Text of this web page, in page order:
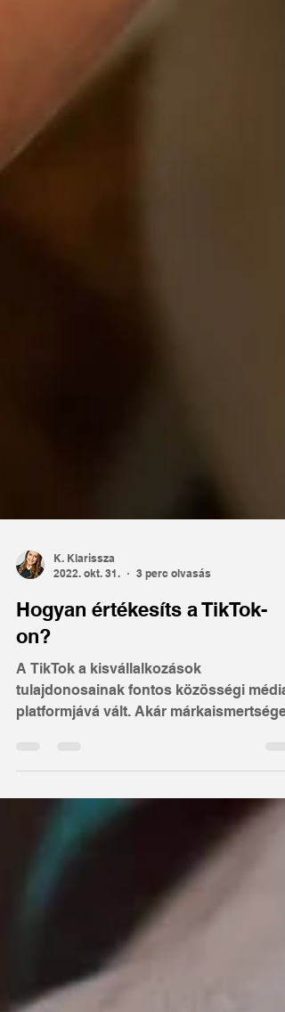
K. Klarissza
Hogyan értékesíts a TikTok-
on?
A TikTok a kisvállalkozások
platformjává vált. Akár márkaismertséget
értékesítését szeretnénk növelni, ez az
egyre népszerűbb közösségi média
platform erőteljes fegyver a marketing
arzenáljában. Ebből a cikkből
megtudhatod, milyen fontos
szempontokat érdemes figyelembe
ha értékesíteni szeretnél a TikTokon. A
TikTok rövid idő alatt az egyik vezető
közösségi média platformmá vált,
78,7